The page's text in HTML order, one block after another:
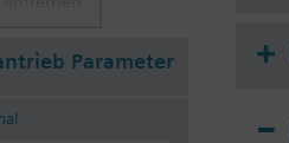
Parameter